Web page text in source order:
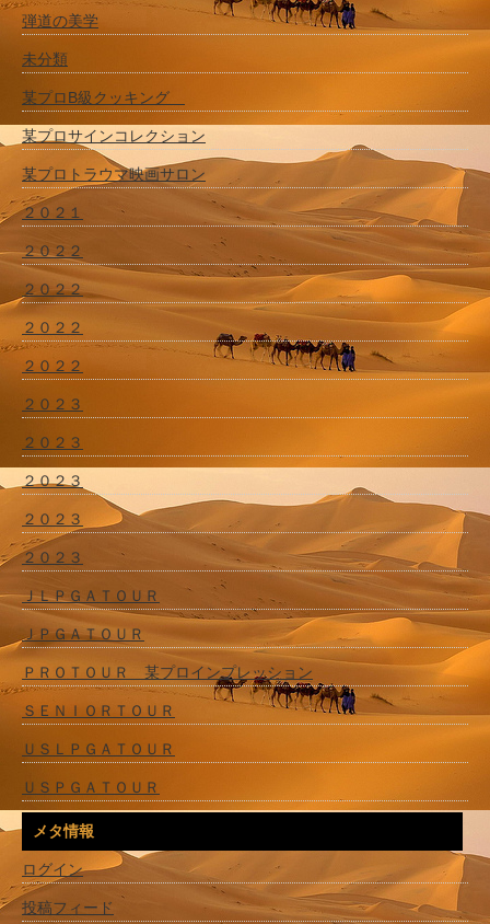
弾道の美学
未分類
某プロB級クッキング
某プロサインコレクション
某プロトラウマ映画サロン
２０２１
２０２２
２０２２
２０２２
２０２２
２０２３
２０２３
２０２３
２０２３
２０２３
ＪＬＰＧＡＴＯＵＲ
ＪＰＧＡＴＯＵＲ
ＰＲＯＴＯＵＲ 某プロインプレッション
ＳＥＮＩＯＲＴＯＵＲ
ＵＳＬＰＧＡＴＯＵＲ
ＵＳＰＧＡＴＯＵＲ
メタ情報
ログイン
投稿フィード